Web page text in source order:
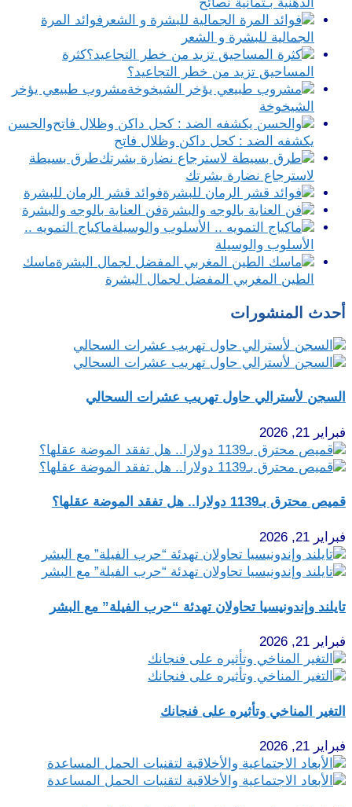
فوائد المرة
الجمالية للبشرة و الشعر
كثرة
المساحيق تزيد من خطر التجاعيد؟
مشروب طبيعي يؤخر
الشيخوخة
والحسن
يكشفه الضد : كحل داكن وظلال فاتح
طرق بسيطة
لاسترجاع نضارة بشرتك
فوائد قشر الرمان للبشرة
فن العناية بالوجه والبشرة
ماكياج التمويه ..
الأسلوب والوسيلة
ماسك
الطين المغربي المفضل لجمال البشرة
أحدث المنشورات
السجن لأسترالي حاول تهريب عشرات السحالي
فبراير 21, 2026
قميص محترق بـ1139 دولارا.. هل تفقد الموضة عقلها؟
فبراير 21, 2026
تايلند وإندونيسيا تحاولان تهدئة “حرب الفيلة” مع البشر
فبراير 21, 2026
التغير المناخي وتأثيره على فنجانك
فبراير 21, 2026